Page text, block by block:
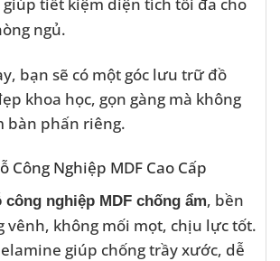
ngủ.
bạn sẽ có một góc lưu trữ đồ
khoa học, gọn gàng mà không
bàn phấn riêng.
Công Nghiệp MDF Cao Cấp
công nghiệp MDF chống ẩm, bền
vênh, không mối mọt, chịu lực tốt.
giúp chống trầy xước, dễ